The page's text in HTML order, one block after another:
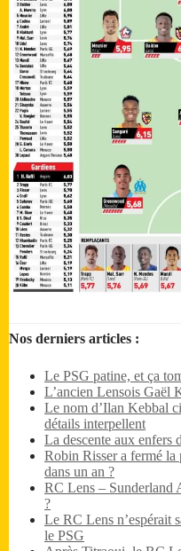
Nos derniers articles :
Le PSG patine, et ça
L’ancien Lensois Gaël
Le nom d’Ilan Kebbal
détails interpellent
La descente aux enfers
Robin Risser a fermé
dans un an ?
RC Lens – Sunderland
?
Le RC Lens n’espérait
le PSG